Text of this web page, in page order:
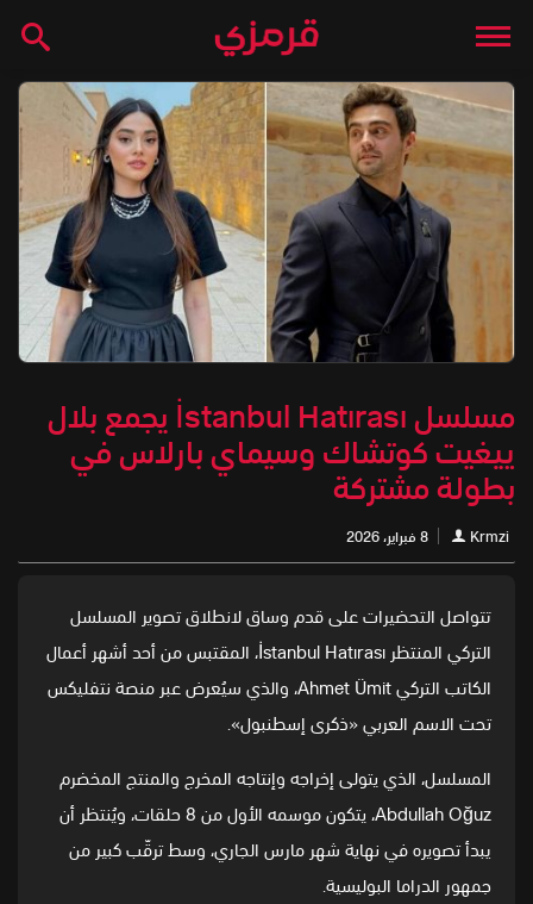
مسلسل İstanbul Hatırası يجمع بلال
ييغيت كوتشاك وسيماي بارلاس في
بطولة مشتركة
Krmzi 8 فبراير، 2026
تتواصل التحضيرات على قدم وساق لانطلاق تصوير المسلسل
التركي المنتظر İstanbul Hatırası، المقتبس من أحد أشهر أعمال
الكاتب التركي Ahmet Ümit، والذي سيُعرض عبر منصة نتفليكس
تحت الاسم العربي «ذكرى إسطنبول».
المسلسل، الذي يتولى إخراجه وإنتاجه المخرج والمنتج المخضرم
Abdullah Oğuz، يتكون موسمه الأول من 8 حلقات، ويُنتظر أن
يبدأ تصويره في نهاية شهر مارس الجاري، وسط ترقّب كبير من
جمهور الدراما البوليسية.